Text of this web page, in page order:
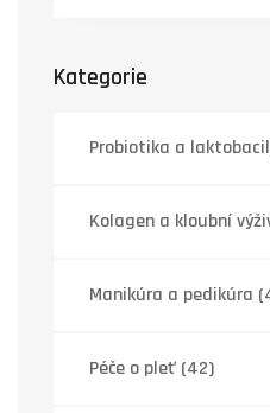
Kategorie
Probiotika a
Kolagen a kloubní
Manikúra a pedikúra
Péče o pleť (42)